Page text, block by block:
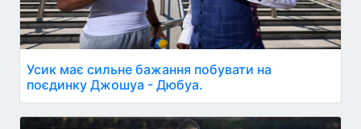
Усик має сильне бажання побувати на
поєдинку Джошуа - Дюбуа.